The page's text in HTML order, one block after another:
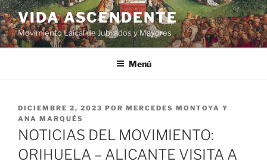
VIDA ASCENDENTE
Movimiento Laical de Jubilados y Mayores
Menú
DICIEMBRE 2, 2023 POR MERCEDES MONTOYA Y
ANA MARQUÉS
NOTICIAS DEL MOVIMIENTO:
ORIHUELA – ALICANTE VISITA A